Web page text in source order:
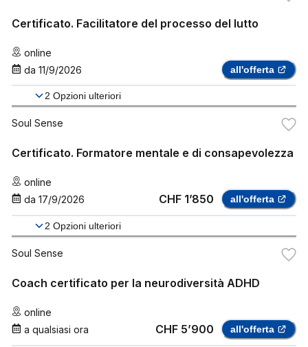
Certificato. Facilitatore del processo del lutto
online
da 11/9/2026 all'offerta
2 Opzioni ulteriori
Soul Sense
Certificato. Formatore mentale e di consapevolezza
online
da 17/9/2026 CHF 1’850 all'offerta
2 Opzioni ulteriori
Soul Sense
Coach certificato per la neurodiversità ADHD
online
a qualsiasi ora
CHF 5’900 all'offerta